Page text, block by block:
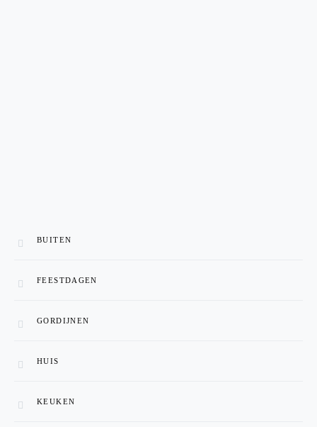
BUITEN
FEESTDAGEN
GORDIJNEN
HUIS
KEUKEN